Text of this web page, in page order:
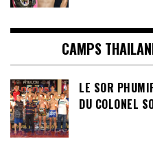
CAMPS
LE SOR
DU COLONEL